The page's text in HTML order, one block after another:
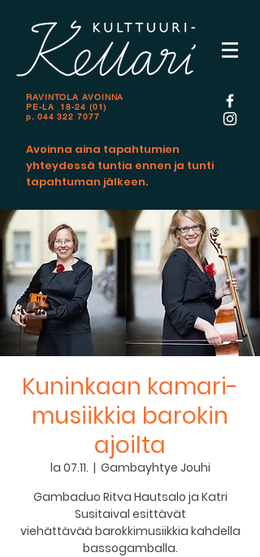
RAVINTOLA AVOINNA
PE-LA 18-24 (01)
p. 044 322 7077
Avoinna aina tapahtumien
yhteydessä tuntia ennen ja tunti
tapahtuman jälkeen.
Kuninkaan kamari-
musiikkia barokin
ajoilta
la 07.11.
  |
Gambayhtye Jouhi
Gambaduo Ritva Hautsalo ja Katri
Susitaival esittävät
viehättävää barokkimusiikkia kahdella
bassogamballa.